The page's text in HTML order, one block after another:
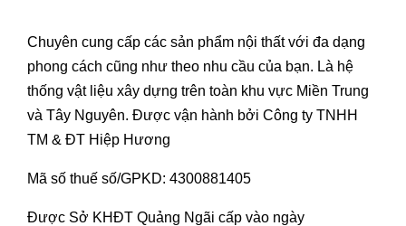
Chuyên cung cấp các sản phẩm nội thất với đa dạng
phong cách cũng như theo nhu cầu của bạn. Là hệ
thống vật liệu xây dựng trên toàn khu vực Miền Trung
và Tây Nguyên. Được vận hành bởi Công ty TNHH
TM & ĐT Hiệp Hương
Mã số thuế số/GPKD: 4300881405
Được Sở KHĐT Quảng Ngãi cấp vào ngày